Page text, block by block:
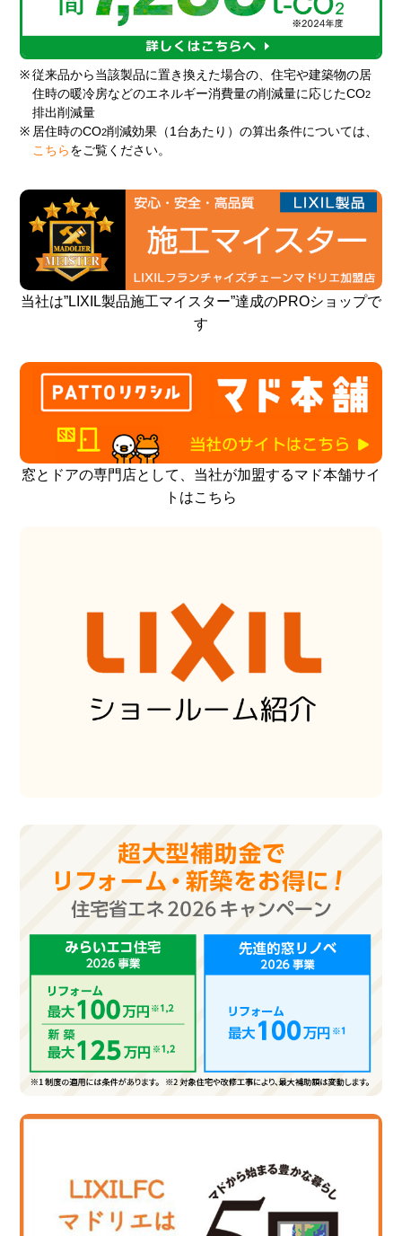
※ 従来品から当該製品に置き換えた場合の、住宅や建築物の居
住時の暖冷房などのエネルギー消費量の削減量に応じたCO2
排出削減量
※ 居住時のCO2削減効果（1台あたり）の算出条件については、
こちら をご覧ください。
当社は”LIXIL製品施工マイスター”達成のPROショップで
す
窓とドアの専門店として、当社が加盟するマド本舗サイ
トはこちら